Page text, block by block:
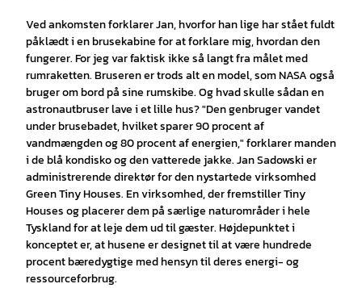
Ved ankomsten forklarer Jan, hvorfor han lige har stået fuldt
påklædt i en brusekabine for at forklare mig, hvordan den
fungerer. For jeg var faktisk ikke så langt fra målet med
rumraketten. Bruseren er trods alt en model, som NASA også
bruger om bord på sine rumskibe. Og hvad skulle sådan en
astronautbruser lave i et lille hus? "Den genbruger vandet
under brusebadet, hvilket sparer 90 procent af
vandmængden og 80 procent af energien," forklarer manden
i de blå kondisko og den vatterede jakke. Jan Sadowski er
administrerende direktør for den nystartede virksomhed
Green Tiny Houses. En virksomhed, der fremstiller Tiny
Houses og placerer dem på særlige naturområder i hele
Tyskland for at leje dem ud til gæster. Højdepunktet i
konceptet er, at husene er designet til at være hundrede
procent bæredygtige med hensyn til deres energi- og
ressourceforbrug.